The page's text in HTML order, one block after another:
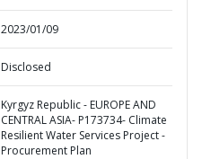
2023/01/09
Disclosed
Kyrgyz Republic - EUROPE AND
CENTRAL ASIA- P173734- Climate
Resilient Water Services Project -
Procurement Plan